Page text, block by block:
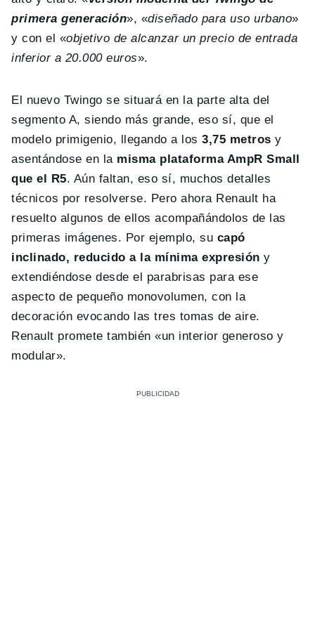
primera generación», «diseñado para uso urbano»
y con el «objetivo de alcanzar un precio de entrada
inferior a 20.000 euros».
El nuevo Twingo se situará en la parte alta del
segmento A, siendo más grande, eso sí, que el
modelo primigenio, llegando a los3,75 metros y
asentándose en la misma plataforma AmpR Small
que el R5. Aún faltan, eso sí, muchos detalles
técnicos por resolverse. Pero ahora Renault ha
resuelto algunos de ellos acompañándolos de las
primeras imágenes. Por ejemplo, su capó
inclinado, reducido a la mínima expresión y
extendiéndose desde el parabrisas para ese
aspecto de pequeño monovolumen, con la
decoración evocando las tres tomas de aire.
Renault promete también «un interior generoso y
modular».